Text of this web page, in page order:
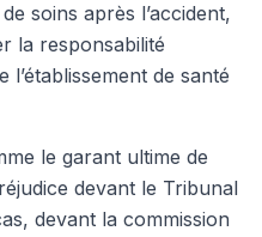
soins après l’accident,
la responsabilité
l’établissement de santé
le garant ultime de
devant le Tribunal
devant la commission